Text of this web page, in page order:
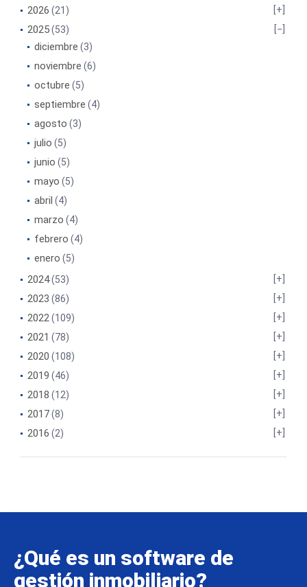
2026 (21)
2025(53)
diciembre (3)
noviembre (6)
octubre (5)
septiembre (4)
agosto (3)
julio (5)
junio (5)
mayo (5)
abril (4)
marzo (4)
febrero (4)
enero (5)
2024(53)
2023 (86)
2022(109)
2021 (78)
2020 (108)
2019 (46)
2018 (12)
2017(8)
2016 (2)
¿Qué es un software de
gestión inmobiliario?